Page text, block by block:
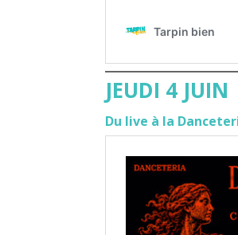
JEUDI 4 JUIN
Du live à la